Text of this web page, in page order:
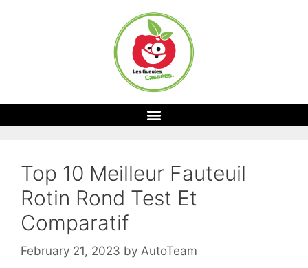
Top 10 Meilleur Fauteuil
Rotin Rond Test Et
Comparatif
February 21, 2023 by AutoTeam